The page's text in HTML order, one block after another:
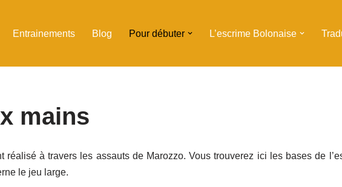
Entrainements Blog Pour débuter L’escrime Bolonaise
mains
réalisé à travers les assauts de Marozzo. Vous trouverez ici les bases de
le jeu large.